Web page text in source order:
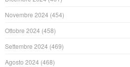
Novembre 2024 (454)
Ottobre 2024 (458)
Settembre 2024 (469)
Agosto 2024 (468)